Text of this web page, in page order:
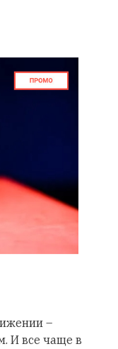
–
И все чаще в